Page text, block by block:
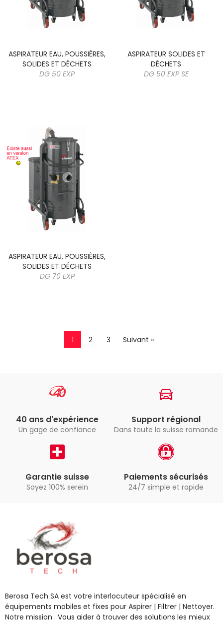
ASPIRATEUR EAU, POUSSIÈRES,
SOLIDES ET DÉCHETS
DG 50 EXP
ASPIRATEUR SOLIDES ET
DÉCHETS
DG 50 EXP SE
ASPIRATEUR EAU, POUSSIÈRES,
SOLIDES ET DÉCHETS
DG 70 EXP
1 2 3 Suivant »
40 ans d'expérience
Un gage de confiance
Support régional
Dans toute la suisse romande
Garantie suisse
Soyez 100% serein
Paiements sécurisés
24/7 simple et rapide
Berosa Tech SA est votre interlocuteur spécialisé en
équipements mobiles et fixes pour Aspirer | Filtrer | Nettoyer.
Notre mission : Vous aider à trouver des solutions les mieux